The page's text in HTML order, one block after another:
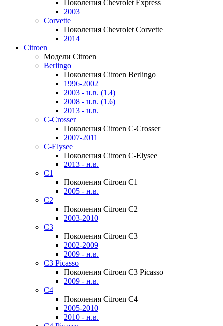
Поколения Chevrolet Express
2003
Corvette
Поколения Chevrolet Corvette
2014
Citroen
Модели Citroen
Berlingo
Поколения Citroen Berlingo
1996-2002
2003 - н.в. (1.4)
2008 - н.в. (1.6)
2013 - н.в.
C-Crosser
Поколения Citroen C-Crosser
2007-2011
C-Elysee
Поколения Citroen C-Elysee
2013 - н.в.
C1
Поколения Citroen C1
2005 - н.в.
C2
Поколения Citroen C2
2003-2010
C3
Поколения Citroen C3
2002-2009
2009 - н.в.
C3 Picasso
Поколения Citroen C3 Picasso
2009 - н.в.
C4
Поколения Citroen C4
2005-2010
2010 - н.в.